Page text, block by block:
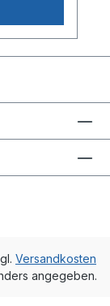
Versandkosten
angegeben.